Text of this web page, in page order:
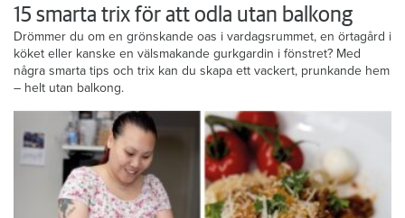
15 smarta trix för att odla utan balkong
Drömmer du om en grönskande oas i vardagsrummet, en örtagård i
köket eller kanske en välsmakande gurkgardin i fönstret? Med
några smarta tips och trix kan du skapa ett vackert, prunkande hem
– helt utan balkong.